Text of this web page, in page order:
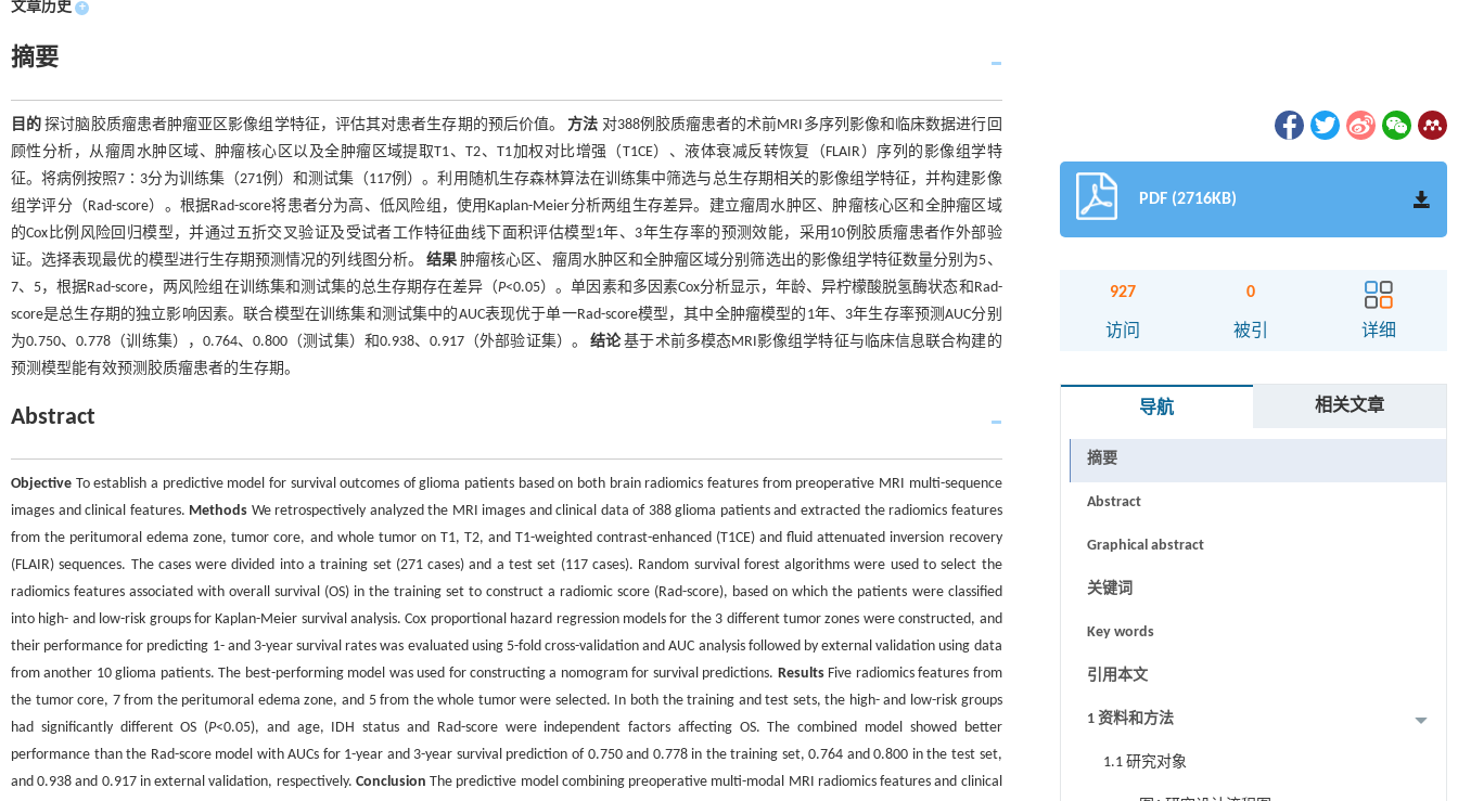
文章历史 +
摘要
目的 探讨脑胶质瘤患者肿瘤亚区影像组学特征，评估其对患者生存期的预后价值。方法 对388例胶质瘤患者的术前MRI多序列影像和临床数据进行回
顾性分析，从瘤周水肿区域、肿瘤核心区以及全肿瘤区域提取T1、T2、T1加权对比增强（T1CE）、液体衰减反转恢复（FLAIR）序列的影像组学特
征。将病例按照7∶3分为训练集（271例）和测试集（117例）。利用随机生存森林算法在训练集中筛选与总生存期相关的影像组学特征，并构建影像
组学评分（Rad-score）。根据Rad-score将患者分为高、低风险组，使用Kaplan-Meier分析两组生存差异。建立瘤周水肿区、肿瘤核心区和全肿瘤区域
的Cox比例风险回归模型，并通过五折交叉验证及受试者工作特征曲线下面积评估模型1年、3年生存率的预测效能，采用10例胶质瘤患者作外部验
证。选择表现最优的模型进行生存期预测情况的列线图分析。 结果 肿瘤核心区、瘤周水肿区和全肿瘤区域分别筛选出的影像组学特征数量分别为5、
7、5，根据Rad-score，两风险组在训练集和测试集的总生存期存在差异（P<0.05）。单因素和多因素Cox分析显示，年龄、异柠檬酸脱氢酶状态和Rad-
score是总生存期的独立影响因素。联合模型在训练集和测试集中的AUC表现优于单一Rad-score模型，其中全肿瘤模型的1年、3年生存率预测AUC分别
为0.750、0.778（训练集），0.764、0.800（测试集）和0.938、0.917（外部验证集）。结论基于术前多模态MRI影像组学特征与临床信息联合构建的
预测模型能有效预测胶质瘤患者的生存期。
Abstract
Objective To establish a predictive model for survival outcomes of glioma patients based on both brain radiomics features from preoperative MRI multi-sequence
images and clinical features. Methods We retrospectively analyzed the MRI images and clinical data of 388 glioma patients and extracted the radiomics features
from the peritumoral edema zone, tumor core, and whole tumor on T1, T2, and T1-weighted contrast-enhanced (T1CE) and fluid attenuated inversion recovery
(FLAIR) sequences. The cases were divided into a training set (271 cases) and a test set (117 cases). Random survival forest algorithms were used to select the
radiomics features associated with overall survival (OS) in the training set to construct a radiomic score (Rad-score), based on which the patients were classified
into high- and low-risk groups for Kaplan-Meier survival analysis. Cox proportional hazard regression models for the 3 different tumor zones were constructed, and
their performance for predicting 1- and 3-year survival rates was evaluated using 5-fold cross-validation and AUC analysis followed by external validation using data
from another 10 glioma patients. The best-performing model was used for constructing a nomogram for survival predictions. ResultsFive radiomics features from
the tumor core, 7 from the peritumoral edema zone, and 5 from the whole tumor were selected. In both the training and test sets, the high- and low-risk groups
had significantly different OS (P<0.05), and age, IDH status and Rad-score were independent factors affecting OS. The combined model showed better
performance than the Rad-score model with AUCs for 1-year and 3-year survival prediction of 0.750 and 0.778 in the training set, 0.764 and 0.800 in the test set,
and 0.938 and 0.917 in external validation, respectively. Conclusion The predictive model combining preoperative multi-modal MRI radiomics features and clinical
PDF (2716KB)
927
访问
0
被引 详细
导航 相关文章
摘要
Abstract
Graphical abstract
关键词
Key words
引用本文
1 资料和方法
1.1 研究对象